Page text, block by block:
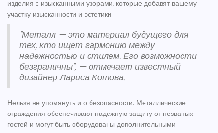
изделия с изысканными узорами, которые добавят вашему
участку изысканности и эстетики.
"Металл — это материал будущего для
тех, кто ищет гармонию между
надежностью и стилем. Его возможности
безграничны", — отмечает известный
дизайнер Лариса Котова.
Нельзя не упомянуть и о безопасности. Металлические
ограждения обеспечивают надежную защиту от незваных
гостей и могут быть оборудованы дополнительными